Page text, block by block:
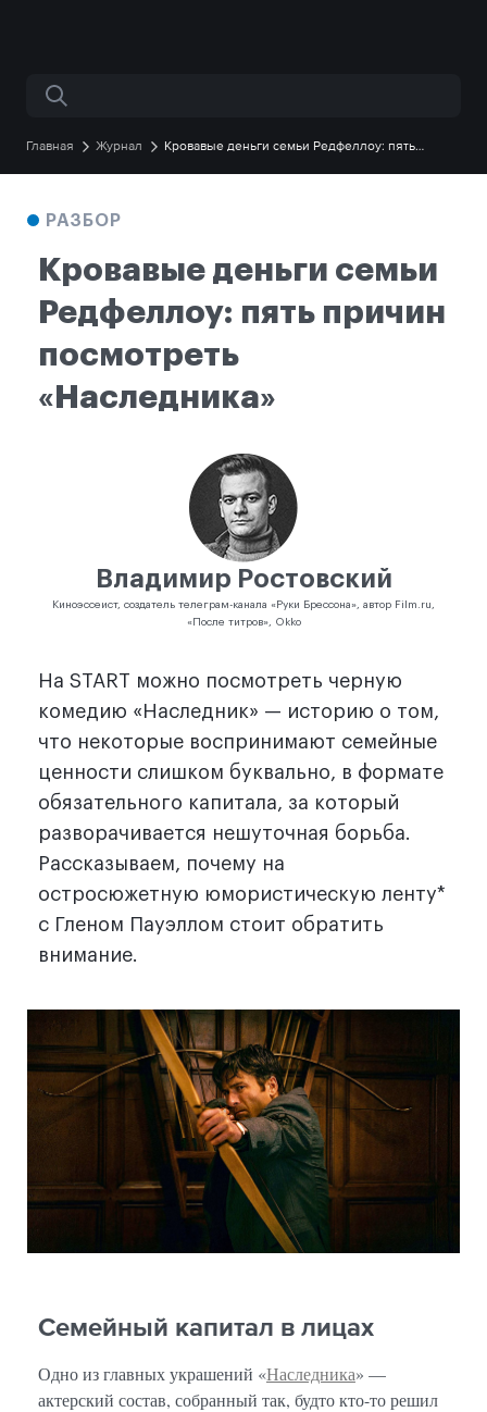
Поиск по сайту
Главная Журнал
Кровавые деньги семьи Редфеллоу: пять
РАЗБОР
Кровавые деньги семьи
Редфеллоу: пять причин
посмотреть
«Наследника»
Владимир Ростовский
Киноэссеист, создатель телеграм-канала «Руки Брессона», автор Film.ru,
«После титров», Okko
На START можно посмотреть черную
комедию «Наследник» — историю о том,
что некоторые воспринимают семейные
ценности слишком буквально, в формате
обязательного капитала, за который
разворачивается нешуточная борьба.
Рассказываем, почему на
остросюжетную юмористическую ленту*
с Гленом Пауэллом стоит обратить
внимание.
Семейный капитал в лицах
Одно из главных украшений «Наследника» —
актерский состав, собранный так, будто кто-то решил